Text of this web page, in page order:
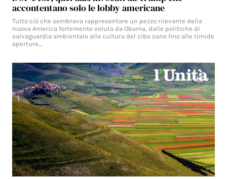
accontentano solo le lobby americane
Tutto ciò che sembrava rappresentare un pezzo rilevante della
nuova America fortemente voluta da Obama, dalle politiche di
salvaguardia ambientale alla cultura del cibo sano fino alle timide
aperture…